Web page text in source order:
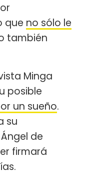
que no sólo le
también
Minga
posible
un sueño.
su
de
firmará